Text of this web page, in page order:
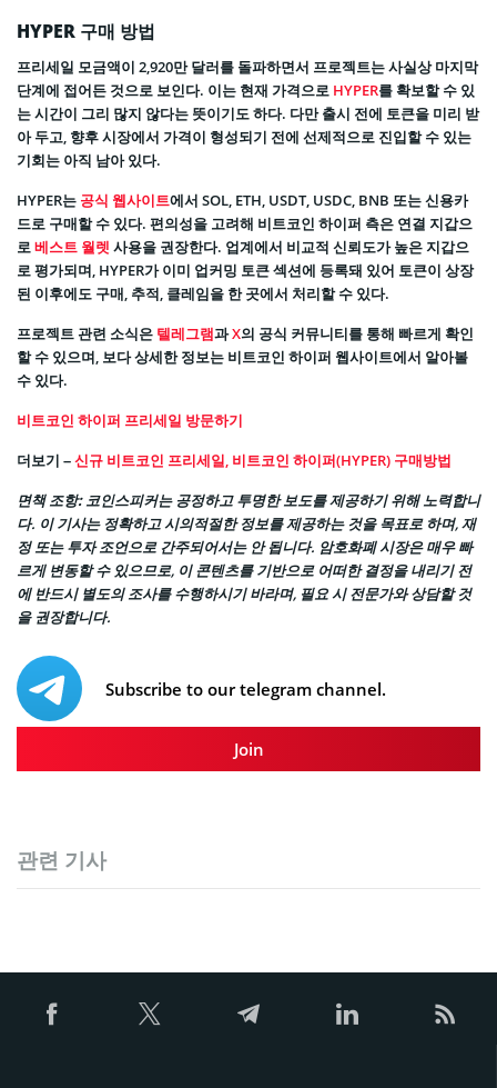
HYPER 구매 방법
프리세일 모금액이 2,920만 달러를 돌파하면서 프로젝트는 사실상 마지막
단계에 접어든 것으로 보인다. 이는 현재 가격으로 HYPER를 확보할 수 있
는 시간이 그리 많지 않다는 뜻이기도 하다. 다만 출시 전에 토큰을 미리 받
아 두고, 향후 시장에서 가격이 형성되기 전에 선제적으로 진입할 수 있는
기회는 아직 남아 있다.
HYPER는 공식 웹사이트에서 SOL, ETH, USDT, USDC, BNB 또는 신용카
드로 구매할 수 있다. 편의성을 고려해 비트코인 하이퍼 측은 연결 지갑으
로베스트 월렛 사용을 권장한다. 업계에서 비교적 신뢰도가 높은 지갑으
로 평가되며, HYPER가 이미 업커밍 토큰 섹션에 등록돼 있어 토큰이 상장
된 이후에도 구매, 추적, 클레임을 한 곳에서 처리할 수 있다.
프로젝트 관련 소식은 텔레그램과X의 공식 커뮤니티를 통해 빠르게 확인
할 수 있으며, 보다 상세한 정보는 비트코인 하이퍼 웹사이트에서 알아볼
수 있다.
비트코인 하이퍼 프리세일 방문하기
더보기 –신규 비트코인 프리세일, 비트코인 하이퍼(HYPER) 구매방법
면책 조항:코인스피커는 공정하고 투명한 보도를 제공하기 위해 노력합니
다. 이 기사는 정확하고 시의적절한 정보를 제공하는 것을 목표로 하며, 재
정 또는 투자 조언으로 간주되어서는 안 됩니다. 암호화폐 시장은 매우 빠
르게 변동할 수 있으므로, 이 콘텐츠를 기반으로 어떠한 결정을 내리기 전
에 반드시 별도의 조사를 수행하시기 바라며, 필요 시 전문가와 상담할 것
을 권장합니다.
Subscribe to our telegram channel.
Join
관련 기사